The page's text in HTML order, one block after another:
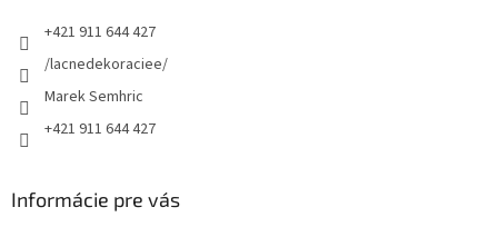
+421 911 644 427
/lacnedekoraciee/
Marek Semhric
+421 911 644 427
Informácie pre vás